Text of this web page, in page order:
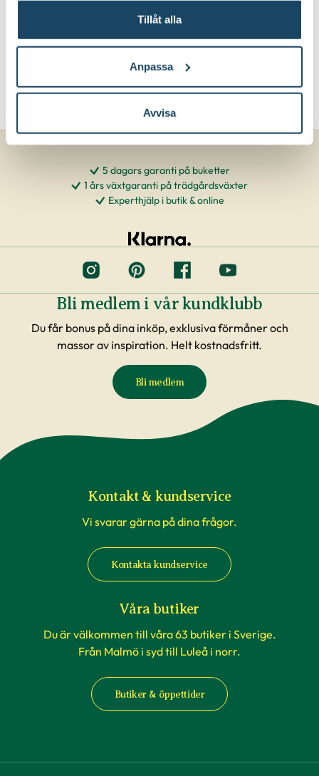
Tillåt alla
Anpassa
Avvisa
Online
I lager
till Medelhavsjord produktsida
79
Välj butik
Online
Slut i lager
5 dagars garanti på buketter
1 års växtgaranti på trädgårdsväxter
Experthjälp i butik & online
Bli medlem i vår kundklubb
Du får bonus på dina inköp, exklusiva förmåner och
massor av inspiration. Helt kostnadsfritt.
Bli medlem
Kontakt & kundservice
Vi svarar gärna på dina frågor.
Kontakta kundservice
Våra butiker
Du är välkommen till våra 63 butiker i Sverige.
Från Malmö i syd till Luleå i norr.
Butiker & öppettider